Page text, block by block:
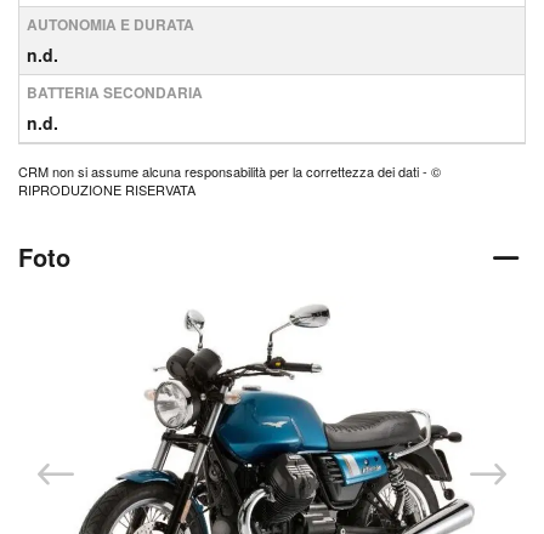
AUTONOMIA E DURATA
n.d.
BATTERIA SECONDARIA
n.d.
CRM non si assume alcuna responsabilità per la correttezza dei dati - ©
RIPRODUZIONE RISERVATA
Foto